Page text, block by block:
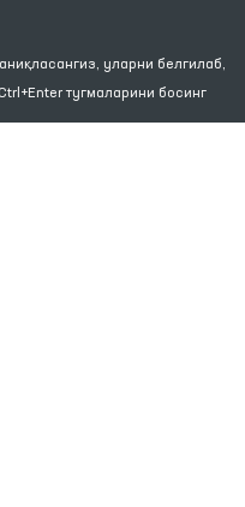
уларни белгилаб,
тугмаларини босинг